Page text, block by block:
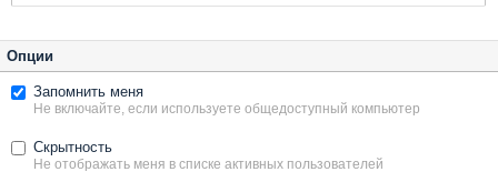
Опции
Запомнить меня
Не включайте, если используете общедоступный компьютер
Скрытность
Не отображать меня в списке активных пользователей